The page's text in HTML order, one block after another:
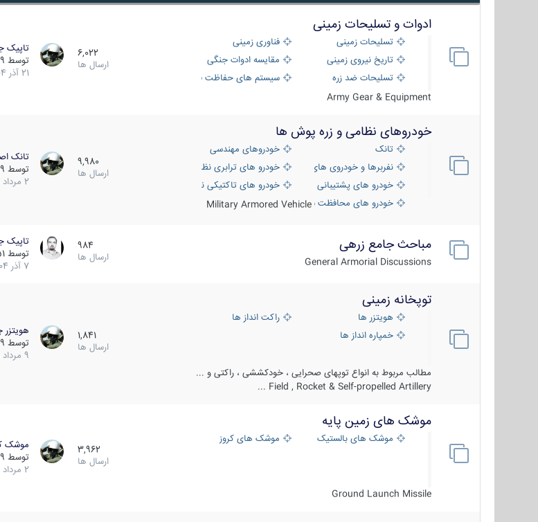
ادوات و تسلیحات زمینی
تسلیحات زمینی
فناوری زمینی
تاریخ نیروی زمینی
مقایسه ادوات جنگی
تسلیحات ضد زره
سیستم های حفاظت فعال
Army Gear & Equipment
6,022
ارسال ها
تاپیک
توسط
21 آذر 1404
خودروهای نظامی و زره پوش ها
تانک
خودروهای مهندسی
نفربرها و خودروی های رزمی پیاده نظامخودرو های ترابری نظامی
خودرو های پشتیبانی آتش ، شناسایی و ضد تانک
خودرو های تاکتیکی نظامی
خودرو های محافظت شدهMilitary Armored Vehicle
9,980
ارسال ها
تانک
توسط
2 مرداد 1405
مباحث جامع زرهی
General Armorial Discussions
984
ارسال ها
تاپیک
توسط
7 آذر 1404
توپخانه زمینی
هویتزر ها
راکت انداز ها
خمپاره انداز ها
مطالب مربوط به انواع توپهای صحرایی ، خودکششی ، راکتی و ...
Field , Rocket & Self-propelled Artillery ...
1,841
ارسال ها
هویتزر
توسط
9 مرداد 1405
موشک های زمین پایه
موشک های بالستیک موشک های کروز
Ground Launch Missile
3,962
ارسال ها
موشک کروز
توسط
2 مرداد 1405